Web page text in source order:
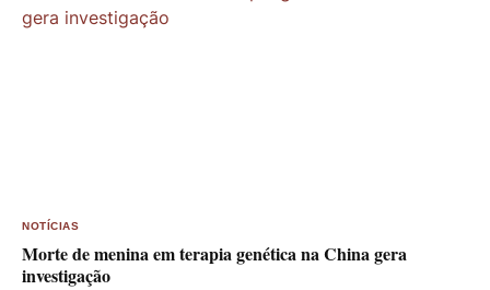
NOTÍCIAS
Morte de menina em terapia genética na China gera
investigação